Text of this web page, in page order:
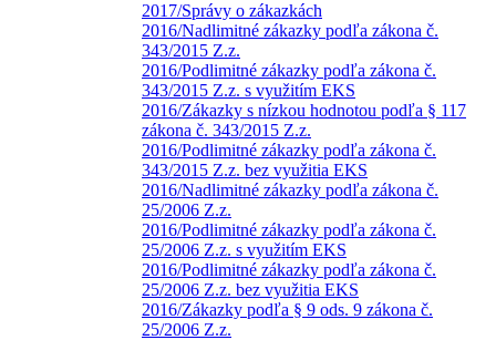
2017/Správy o zákazkách
2016/Nadlimitné zákazky podľa zákona č.
343/2015 Z.z.
2016/Podlimitné zákazky podľa zákona č.
343/2015 Z.z. s využitím EKS
2016/Zákazky s nízkou hodnotou podľa § 117
zákona č. 343/2015 Z.z.
2016/Podlimitné zákazky podľa zákona č.
343/2015 Z.z. bez využitia EKS
2016/Nadlimitné zákazky podľa zákona č.
25/2006 Z.z.
2016/Podlimitné zákazky podľa zákona č.
25/2006 Z.z. s využitím EKS
2016/Podlimitné zákazky podľa zákona č.
25/2006 Z.z. bez využitia EKS
2016/Zákazky podľa § 9 ods. 9 zákona č.
25/2006 Z.z.